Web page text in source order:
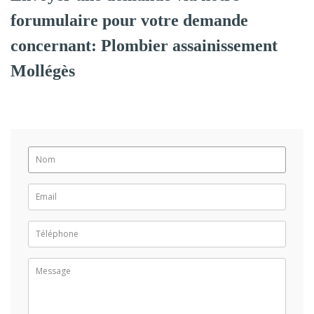
forumulaire pour votre demande
concernant: Plombier assainissement
Mollégès